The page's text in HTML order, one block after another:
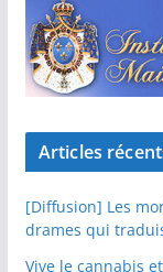
Articles
[Diffusion] Les
drames qui
Vive le cannabis